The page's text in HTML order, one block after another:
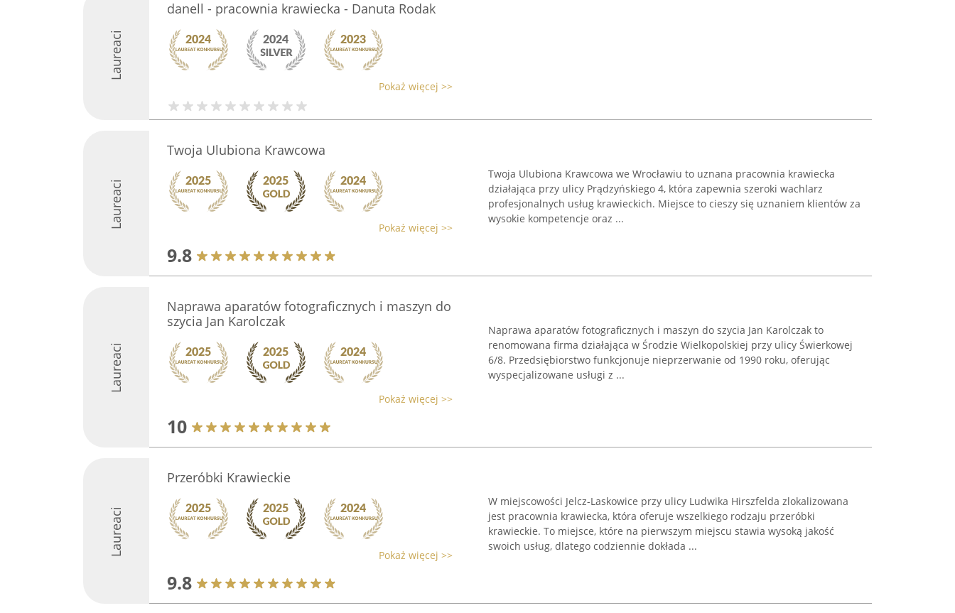
Laureaci
danell - pracownia krawiecka - Danuta Rodak
Pokaż więcej >>
Laureaci
Twoja Ulubiona Krawcowa
Pokaż więcej >>
9.8
Twoja Ulubiona Krawcowa we Wrocławiu to uznana pracownia krawiecka
działająca przy ulicy Prądzyńskiego 4, która zapewnia szeroki wachlarz
profesjonalnych usług krawieckich. Miejsce to cieszy się uznaniem klientów za
wysokie kompetencje oraz ...
Laureaci
Naprawa aparatów fotograficznych i maszyn do
szycia Jan Karolczak
Pokaż więcej >>
10
Naprawa aparatów fotograficznych i maszyn do szycia Jan Karolczak to
renomowana firma działająca w Środzie Wielkopolskiej przy ulicy Świerkowej
6/8. Przedsiębiorstwo funkcjonuje nieprzerwanie od 1990 roku, oferując
wyspecjalizowane usługi z ...
Laureaci
Przeróbki Krawieckie
Pokaż więcej >>
9.8
W miejscowości Jelcz-Laskowice przy ulicy Ludwika Hirszfelda zlokalizowana
jest pracownia krawiecka, która oferuje wszelkiego rodzaju przeróbki
krawieckie. To miejsce, które na pierwszym miejscu stawia wysoką jakość
swoich usług, dlatego codziennie dokłada ...